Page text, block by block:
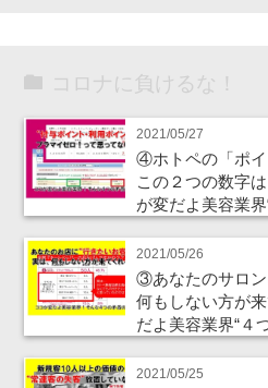
コロナに負けるな！
2021/05/27
④ホトペの「ポイ
この２つの数字
が変だよ美容業
2021/05/26
③あなたのサロン
何もしない方が
だよ美容業界“４
2021/05/25